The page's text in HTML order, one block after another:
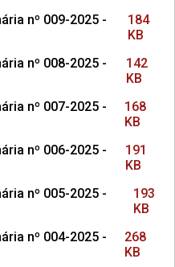
nº 009-2025 -
184
KB
nº 008-2025 -
142
KB
nº 007-2025 -
168
KB
nº 006-2025 -
191
KB
nº 005-2025 -
193
KB
nº 004-2025 -
268
KB